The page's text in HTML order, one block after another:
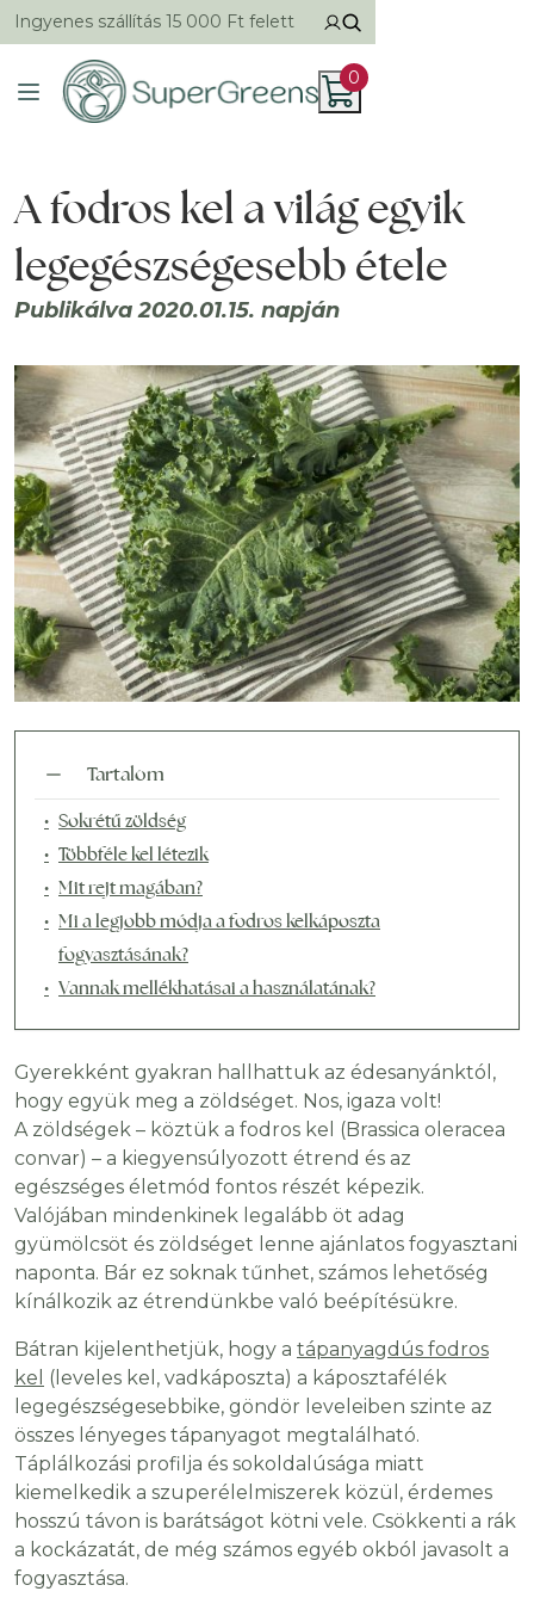
Ingyenes szállítás 15 000 Ft felett
0
A fodros kel a világ egyik
legegészségesebb étele
Publikálva 2020.01.15. napján
Tartalom
Sokrétű zöldség
Többféle kel létezik
Mit rejt magában?
Mi a legjobb módja a fodros kelkáposzta
fogyasztásának?
Vannak mellékhatásai a használatának?
Gyerekként gyakran hallhattuk az édesanyánktól,
hogy együk meg a zöldséget. Nos, igaza volt!
A zöldségek – köztük a fodros kel (Brassica oleracea
convar) – a kiegyensúlyozott étrend és az
egészséges életmód fontos részét képezik.
Valójában mindenkinek legalább öt adag
gyümölcsöt és zöldséget lenne ajánlatos fogyasztani
naponta. Bár ez soknak tűnhet, számos lehetőség
kínálkozik az étrendünkbe való beépítésükre.
Bátran kijelenthetjük, hogy a tápanyagdús fodros
kel (leveles kel, vadkáposzta) a káposztafélék
legegészségesebbike, göndör leveleiben szinte az
összes lényeges tápanyagot megtalálható.
Táplálkozási profilja és sokoldalúsága miatt
kiemelkedik a szuperélelmiszerek közül, érdemes
hosszú távon is barátságot kötni vele. Csökkenti a rák
a kockázatát, de még számos egyéb okból javasolt a
fogyasztása.